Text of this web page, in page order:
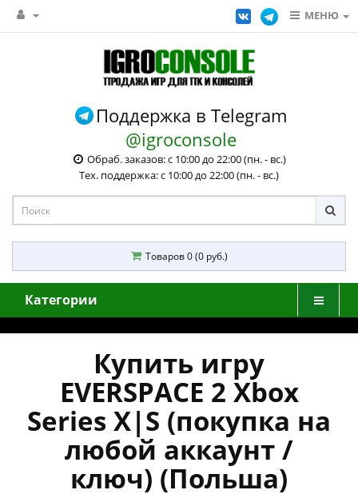
МЕНЮ
Поддержка в Telegram
@igroconsole
Обраб. заказов: с 10:00 до 22:00 (пн. - вс.)
Тех. поддержка: с 10:00 до 22:00 (пн. - вс.)
Товаров 0 (0 руб.)
Категории
Купить игру
EVERSPACE 2 Xbox
Series X|S (покупка на
любой аккаунт /
ключ) (Польша)